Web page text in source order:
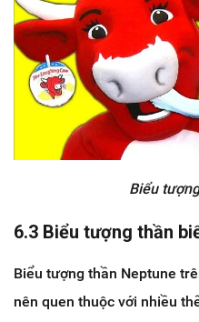
Biểu
6.3 Biểu tượng thần
Biểu tượng thần Neptune
nên quen thuộc với nhiều